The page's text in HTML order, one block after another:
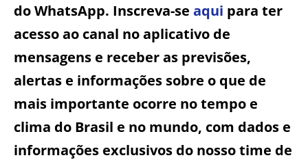
do WhatsApp. Inscreva-se aqui para ter
acesso ao canal no aplicativo de
mensagens e receber as previsões,
alertas e informações sobre o que de
mais importante ocorre no tempo e
clima do Brasil e no mundo, com dados e
informações exclusivos do nosso time de